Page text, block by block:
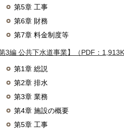
第5章 工事
第6章 財務
第7章 料金制度等
第3編 公共下水道事業】（PDF：
第1章 総説
第2章 排水
第3章 業務
第4章 施設の概要
第5章 工事